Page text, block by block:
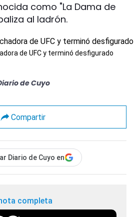
como "La Dama de
al ladrón.
de UFC y terminó desfigurado
de Cuyo
Compartir
Diario de Cuyo en
completa